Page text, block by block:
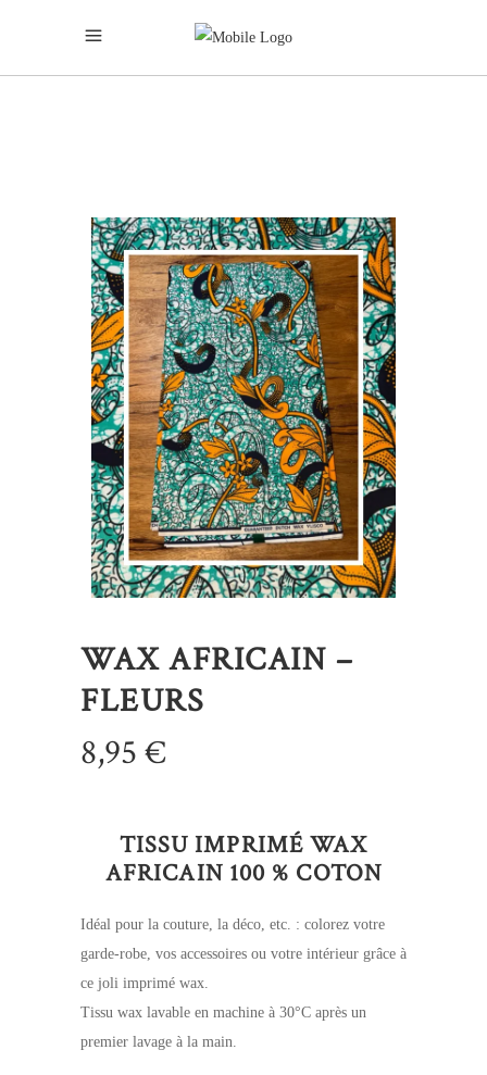
WAX AFRICAIN –
FLEURS
8,95€
TISSU IMPRIMÉ WAX
AFRICAIN 100 % COTON
Idéal pour la couture, la déco, etc. : colorez votre
garde-robe, vos accessoires ou votre intérieur grâce à
ce joli imprimé wax.
Tissu wax lavable en machine à 30°C après un
premier lavage à la main.